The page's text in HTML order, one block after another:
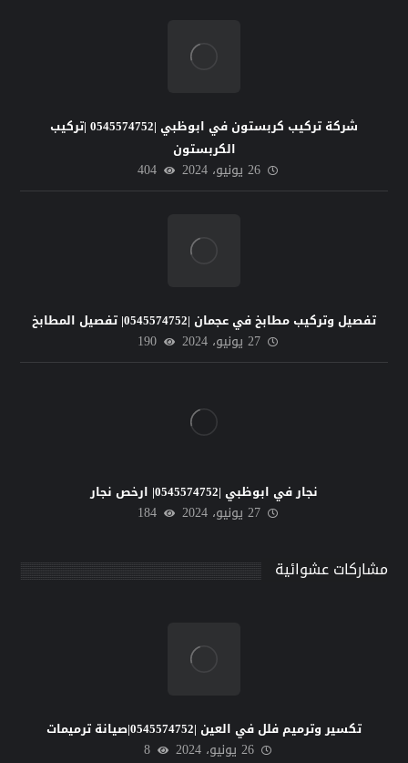
شركة تركيب كربستون في ابوظبي |0545574752 |تركيب
الكربستون
26 يونيو، 2024 404
تفصيل وتركيب مطابخ في عجمان |0545574752| تفصيل المطابخ
27 يونيو، 2024 190
نجار في ابوظبي |0545574752| ارخص نجار
27 يونيو، 2024 184
مشاركات عشوائية
تكسير وترميم فلل في العين |0545574752|صيانة ترميمات
26 يونيو، 2024 8